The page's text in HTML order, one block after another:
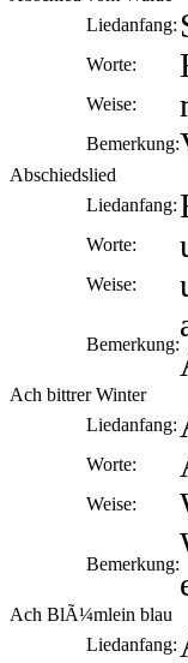
Liedanfang:
Worte:
Weise:
Bemerkung:
Abschiedslied
Liedanfang:
Worte:
Weise:
Bemerkung:
Ach bittrer Winter
Liedanfang:
Worte:
Weise:
Bemerkung:
Ach BlÃ¼mlein blau
Liedanfang: